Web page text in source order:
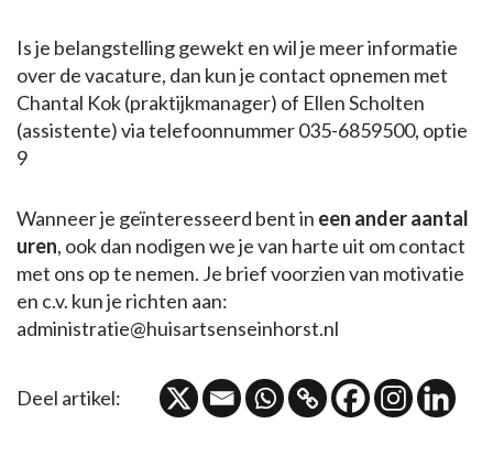
Is je belangstelling gewekt en wil je meer informatie
over de vacature, dan kun je contact opnemen met
Chantal Kok (praktijkmanager) of Ellen Scholten
(assistente) via telefoonnummer 035-6859500, optie
9
Wanneer je geïnteresseerd bent in een ander aantal
uren, ook dan nodigen we je van harte uit om contact
met ons op te nemen. Je brief voorzien van motivatie
en c.v. kun je richten aan:
administratie@huisartsenseinhorst.nl
Deel artikel: